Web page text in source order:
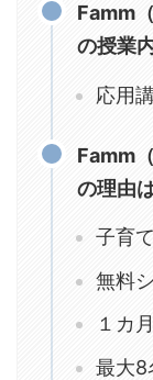
Famm
の授業
応用
Famm
の理由
子育
無料
１カ
最大8